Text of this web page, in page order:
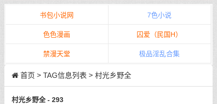
书包小说网 7色小说
色色漫画 囚爱（民国H）
禁漫天堂 极品淫乱合集
首页 > TAG信息列表 > 村光乡野全
村光乡野全 - 293